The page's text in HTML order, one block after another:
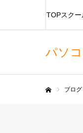
パソ
TOPスク
ブログ